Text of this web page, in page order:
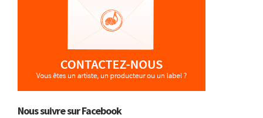
Nous suivre sur Facebook